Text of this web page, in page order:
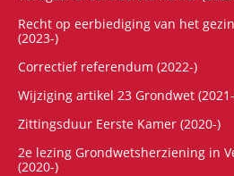
Recht op eerbiediging van het
(2023-)
Correctief referendum (2022-)
Wijziging artikel 23 Grondwet
Zittingsduur Eerste Kamer (2020-)
2e lezing Grondwetsherziening in
(2020-)